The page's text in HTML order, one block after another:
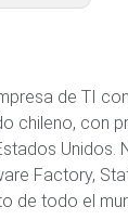
de TI
chileno, con
Unidos.
Factory,
de todo el